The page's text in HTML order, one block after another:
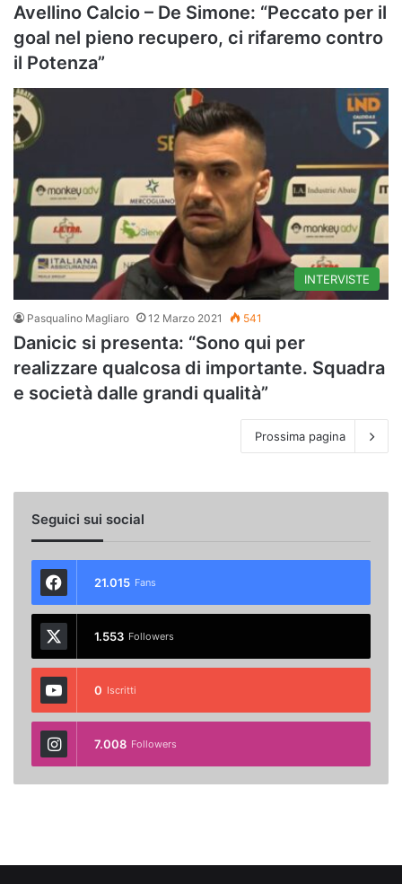
Avellino Calcio – De Simone: “Peccato per il
goal nel pieno recupero, ci rifaremo contro
il Potenza”
INTERVISTE
Pasqualino Magliaro 12 Marzo 2021 541
Danicic si presenta: “Sono qui per
realizzare qualcosa di importante. Squadra
e società dalle grandi qualità”
Prossima pagina
Seguici sui social
21.015 Fans
1.553 Followers
0 Iscritti
7.008 Followers